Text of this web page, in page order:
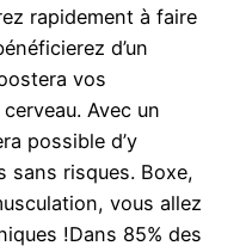
rapidement à faire
d’un
vos
Avec un
possible d’y
sans risques. Boxe,
vous allez
!Dans 85% des